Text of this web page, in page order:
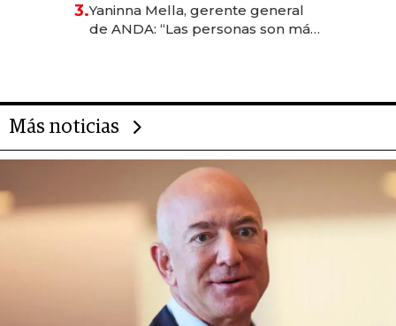
anticipación y prepara apertura
3.Yaninna Mella, gerente general
de ANDA: “Las personas son más
Más noticias